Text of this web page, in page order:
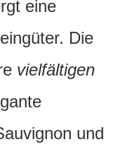
eine
Die
vielfältigen
und